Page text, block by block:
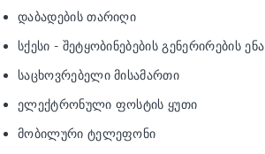
დაბადების თარიღი
სქესი - შეტყობინებების გენერირების ენა
საცხოვრებელი მისამართი
ელექტრონული ფოსტის ყუთი
მობილური ტელეფონი